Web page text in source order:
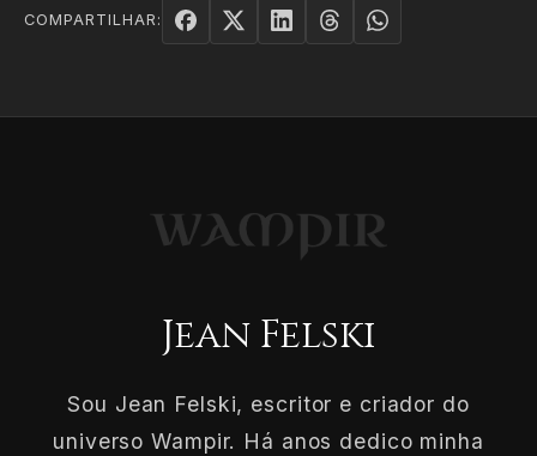
COMPARTILHAR:
Jean Felski
Sou Jean Felski, escritor e criador do
universo Wampir. Há anos dedico minha